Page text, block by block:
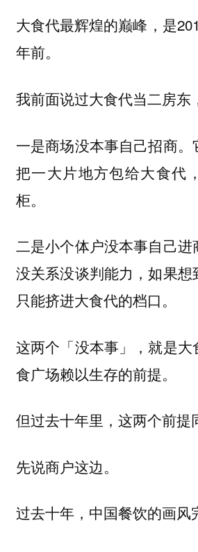
大食代最辉煌的巅峰，是
年前。
我前面说过大食代当二房东
一是商场没本事自己招商。
把一大片地方包给大食代
柜。
二是小个体户没本事自己进
没关系没谈判能力，如果想
只能挤进大食代的档口。
这两个「没本事」，就是大
食广场赖以生存的前提。
但过去十年里，这两个前提
先说商户这边。
过去十年，中国餐饮的画风